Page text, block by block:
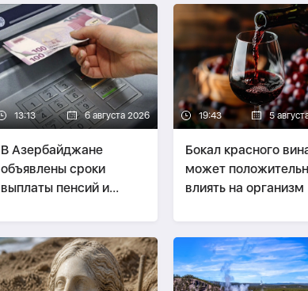
13:13 6 августа 2026
В Азербайджане
объявлены сроки
выплаты пенсий и
19:43 5
Бокал красного
может
влиять на организм